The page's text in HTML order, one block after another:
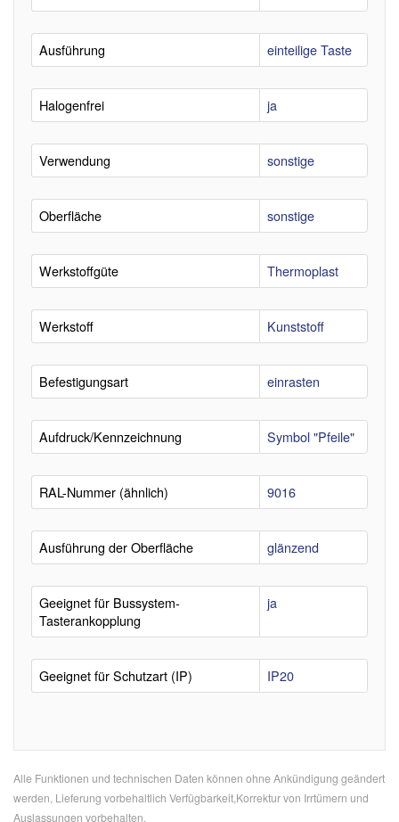
Ausführung einteilige Taste
Halogenfrei ja
Verwendung sonstige
Oberfläche sonstige
Werkstoffgüte Thermoplast
Werkstoff Kunststoff
Befestigungsart einrasten
Aufdruck/Kennzeichnung Symbol "Pfeile"
RAL-Nummer (ähnlich) 9016
Ausführung der Oberfläche glänzend
Geeignet für Bussystem-
Tasterankopplung
ja
Geeignet für Schutzart (IP) IP20
Alle Funktionen und technischen Daten können ohne Ankündigung geändert
werden, Lieferung vorbehaltlich Verfügbarkeit,Korrektur von Irrtümern und
Auslassungen vorbehalten.